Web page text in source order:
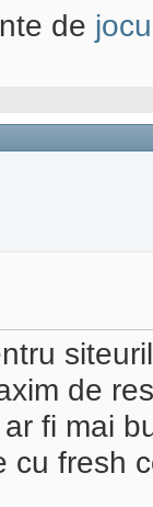
de
de
fi mai
cu fresh